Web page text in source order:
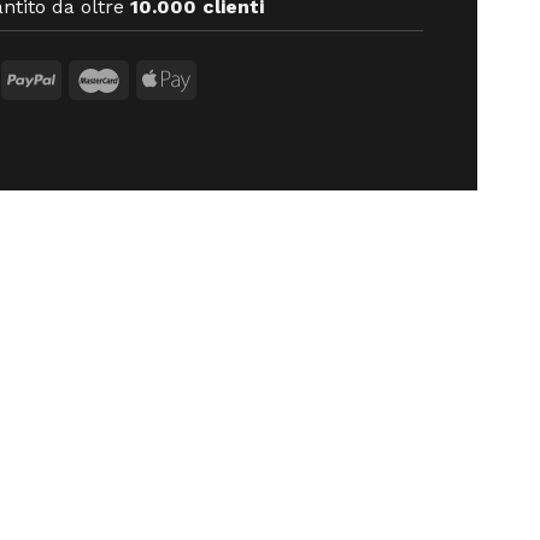
da oltre 10.000 clienti